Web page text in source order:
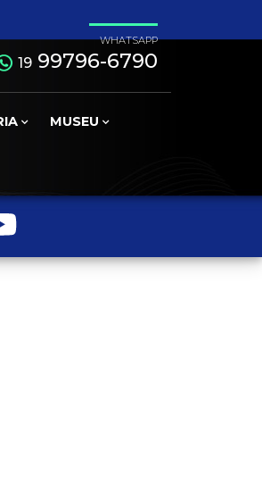
WHATSAPP
1999796-6790
MUSEU